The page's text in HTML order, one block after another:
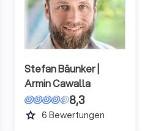
Stefan Bäunker |
Armin Cawalla
8,3
grade 6 Bewertungen